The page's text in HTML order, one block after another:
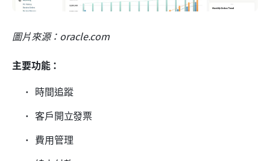
圖片來源：oracle.com
主要功能：
時間追蹤
客戶開立發票
費用管理